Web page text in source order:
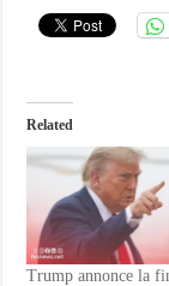
Related
Trump annonce la